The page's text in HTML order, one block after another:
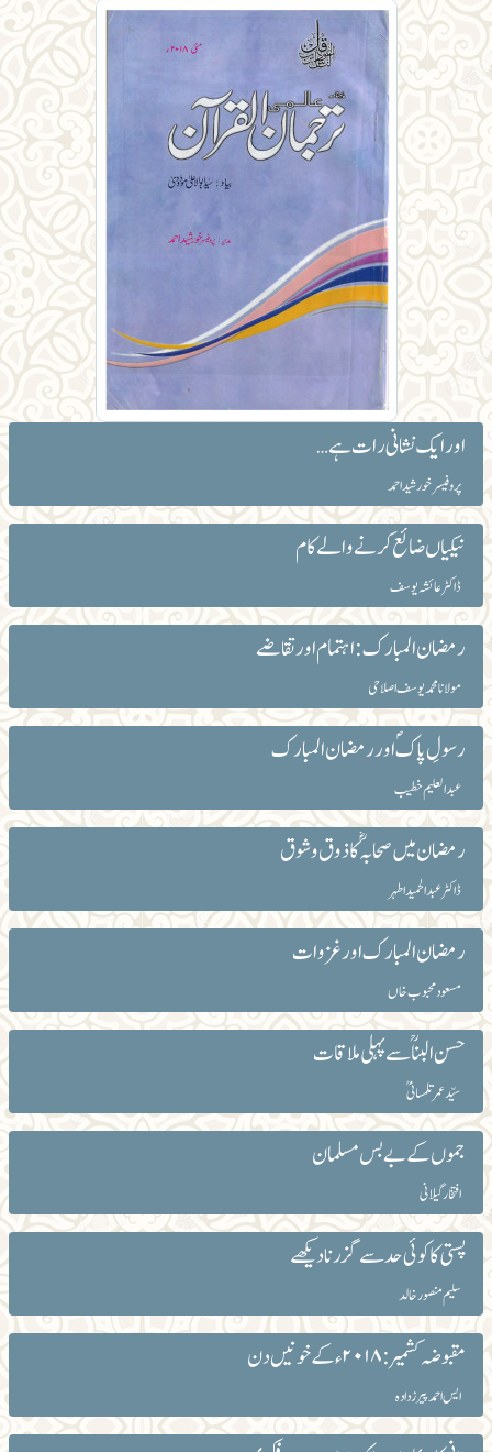
اورایک نشانی رات ہے…
پروفیسر خورشید احمد
نیکیاں ضائع کرنے والے کام
ڈاکٹر عائشہ یوسف
رمضان المبارک :اہتمام اور تقاضے
مولانا محمد یوسف اصلاحی
رسولِ پاکؐ اور رمضان المبارک
عبدالعلیم خطیب
رمضان میں صحابہؓ کا ذوق و شوق
ڈاکٹر عبدالحمید اطہر
رمضان المبارک اور غزوات
مسعود محبوب خاں
حسن البنا ؒسے پہلی ملاقات
سیّد عمر تلمسانی ؒ
جموں کے بے بس مسلمان
افتخار گیلانی
پستی کا کوئی حد سے گزرنا دیکھے
سلیم منصور خالد
مقبوضہ کشمیر : ۲۰۱۸ءکے خونیں دن
ایس احمد پیرزدادہ